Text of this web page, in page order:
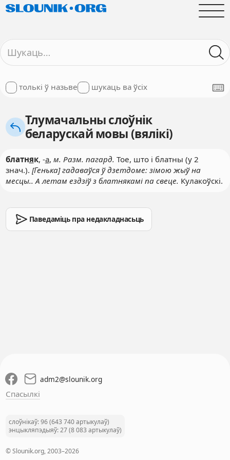
толькі ў назьве шукаць ва ўсіх
Тлумачальны слоўнік
беларускай мовы (вялікі)
блатняк, -а, м. Разм. пагард. Тое, што і блатны (у 2
знач.). [Генька] гадаваўся ў дзетдоме: зімою жыў на
месцы.. А летам ездзіў з блатнякамі па свеце. Кулакоўскі.
Паведаміць пра недакладнасьць
adm2@slounik.org
Спасылкі
слоўнікаў: 96 (643 740 артыкулаў)
энцыкляпэдыяў: 27 (8 083 артыкулаў)
© Slounik.org, 2003–2026